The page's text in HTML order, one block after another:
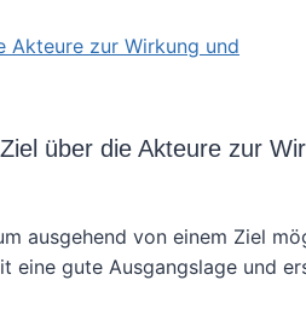
über die Akteure zur
ausgehend von einem Ziel
eine gute Ausgangslage und